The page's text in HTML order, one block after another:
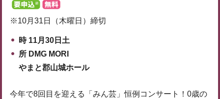
※10月31日（木曜日）締切
時 11月30日土
所 DMG MORI
やまと郡山城ホール
今年で8回目を迎える「みん芸」恒例コンサート！0歳の